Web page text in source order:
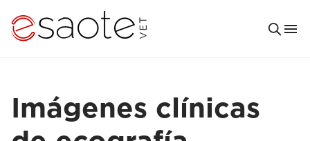
Imágenes clínicas